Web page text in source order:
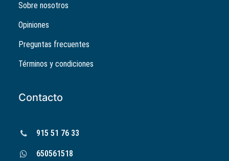
Sobre nosotros
Opiniones
Preguntas frecuentes
Términos y condiciones
Contacto
915 51 76 33
650561518